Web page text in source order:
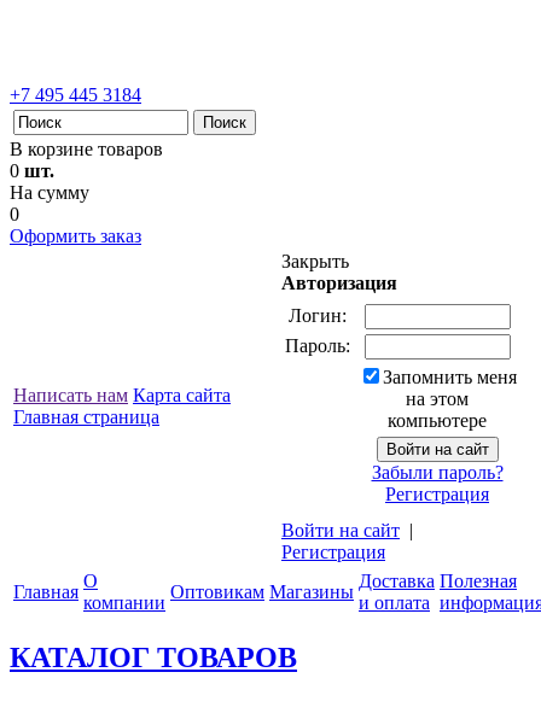
+7 495 445 3184
В корзине товаров
0 шт.
На сумму
0
Оформить заказ
Написать нам Карта сайта
Главная страница
Закрыть
Авторизация
Логин:
Пароль:
Запомнить меня
на этом
компьютере
Забыли пароль?
Регистрация
Войти на сайт |
Регистрация
Главная
О
компании
Оптовикам Магазины
Доставка
и оплата
Полезная
КАТАЛОГ ТОВАРОВ